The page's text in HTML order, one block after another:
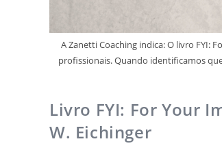
A Zanetti Coaching indica: O livro FYI:
profissionais. Quando identificamos
Livro FYI: For Your
W. Eichinger